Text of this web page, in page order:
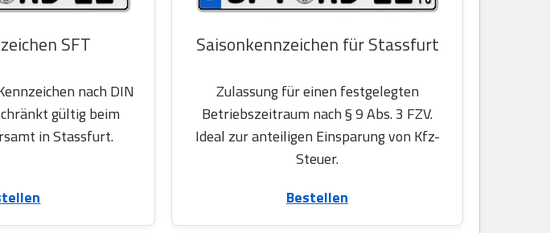
SFT
nach DIN
gültig beim
in Stassfurt.
Saisonkennzeichen für Stassfurt
Zulassung für einen festgelegten
Betriebszeitraum nach § 9 Abs. 3 FZV.
Ideal zur anteiligen Einsparung von Kfz-
Steuer.
Bestellen